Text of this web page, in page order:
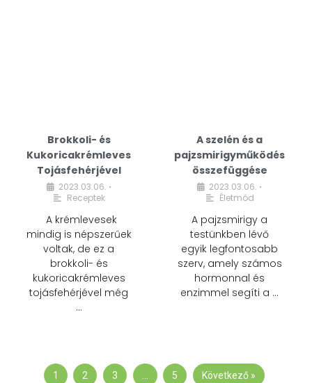
Brokkoli- és
Kukoricakrémleves
Tojásfehérjével
2023.03.06. •
Receptek
A krémlevesek
mindig is népszerűek
voltak, de ez a
brokkoli- és
kukoricakrémleves
tojásfehérjével még
…
A szelén és a
pajzsmirigyműködés
összefüggése
2023.03.06. •
Életmód
A pajzsmirigy a
testünkben lévő
egyik legfontosabb
szerv, amely számos
hormonnal és
enzimmel segíti a …
1 2 3 … 5 Következő »